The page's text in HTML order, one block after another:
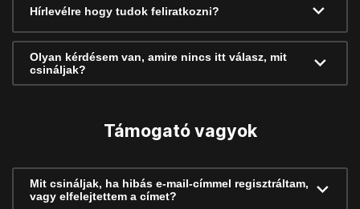
Hírlevélre hogy tudok feliratkozni?
Olyan kérdésem van, amire nincs itt válasz, mit
csináljak?
Támogató vagyok
Mit csináljak, ha hibás e-mail-címmel regisztráltam,
vagy elfelejtettem a címet?